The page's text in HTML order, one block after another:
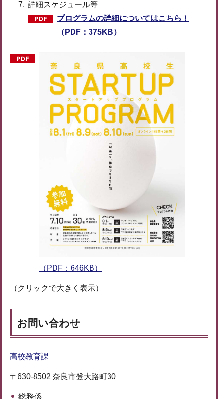
詳細スケジュール等
プログラムの詳細についてはこちら！
（PDF：375KB）
（PDF：646KB）
（クリックで大きく表示）
お問い合わせ
高校教育課
〒630-8502 奈良市登大路町30
総務係